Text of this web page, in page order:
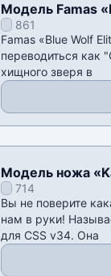
Модель Famas
861
Famas «Blue Wolf
переводиться как
хищного зверя в
Модель ножа
CSS v34
714
Вы не поверите
нам в руки!
для CSS v34. Она